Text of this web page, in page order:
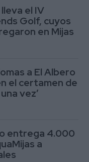
el IV
Golf, cuyos
en Mijas
a El Albero
el certamen de
vez’
entrega 4.000
a